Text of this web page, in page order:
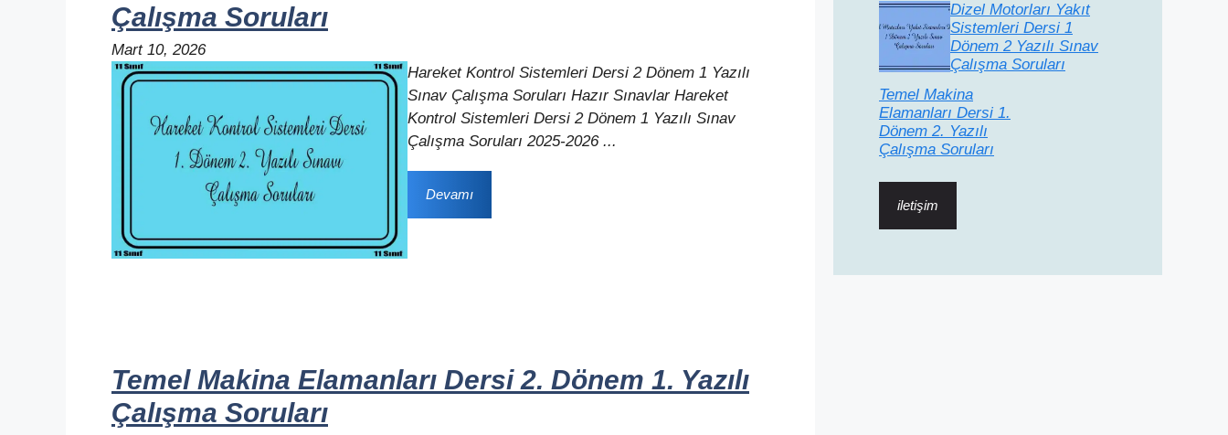
Çalışma Soruları
Mart 10, 2026
Hareket Kontrol Sistemleri Dersi 2 Dönem 1 Yazılı
Sınav Çalışma Soruları Hazır Sınavlar Hareket
Kontrol Sistemleri Dersi 2 Dönem 1 Yazılı Sınav
Çalışma Soruları 2025-2026 ...
Devamı
Temel Makina Elamanları Dersi 2. Dönem 1. Yazılı
Çalışma Soruları
Dizel Motorları Yakıt
Sistemleri Dersi 1
Dönem 2 Yazılı Sınav
Çalışma Soruları
Temel Makina
Elamanları Dersi 1.
Dönem 2. Yazılı
Çalışma Soruları
iletişim